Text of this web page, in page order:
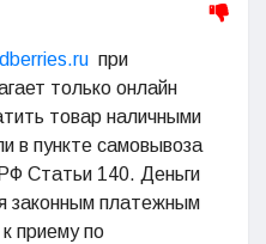
при
только онлайн
товар наличными
в пункте самовывоза
Статьи 140. Деньги
законным платежным
приему по